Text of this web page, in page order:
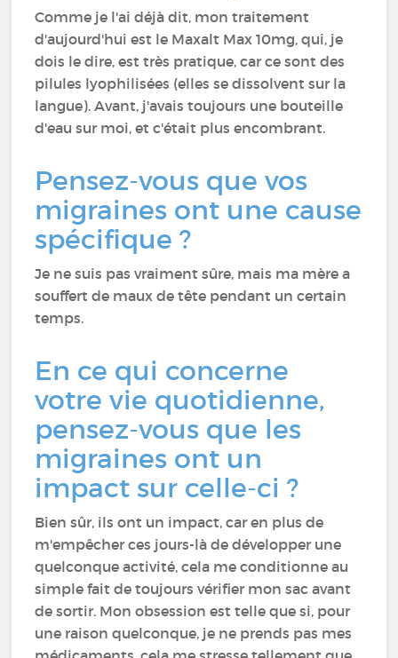
Comme je l'ai déjà dit, mon traitement
d'aujourd'hui est le Maxalt Max 10mg, qui, je
dois le dire, est très pratique, car ce sont des
pilules lyophilisées (elles se dissolvent sur la
langue). Avant, j'avais toujours une bouteille
d'eau sur moi, et c'était plus encombrant.
Pensez-vous que vos
migraines ont une cause
spécifique ?
Je ne suis pas vraiment sûre, mais ma mère a
souffert de maux de tête pendant un certain
temps.
En ce qui concerne
votre vie quotidienne,
pensez-vous que les
migraines ont un
impact sur celle-ci ?
Bien sûr, ils ont un impact, car en plus de
m'empêcher ces jours-là de développer une
quelconque activité, cela me conditionne au
simple fait de toujours vérifier mon sac avant
de sortir. Mon obsession est telle que si, pour
une raison quelconque, je ne prends pas mes